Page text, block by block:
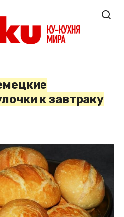
к завтраку